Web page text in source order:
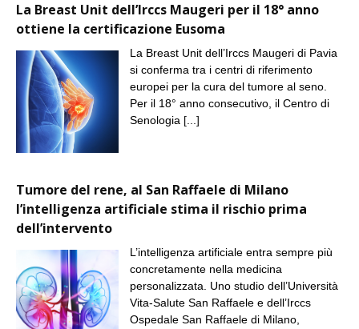
La Breast Unit dell’Irccs Maugeri per il 18° anno
ottiene la certificazione Eusoma
La Breast Unit dell’Irccs Maugeri di Pavia
si conferma tra i centri di riferimento
europei per la cura del tumore al seno.
Per il 18° anno consecutivo, il Centro di
Senologia [...]
Tumore del rene, al San Raffaele di Milano
l’intelligenza artificiale stima il rischio prima
dell’intervento
L’intelligenza artificiale entra sempre più
concretamente nella medicina
personalizzata. Uno studio dell’Università
Vita-Salute San Raffaele e dell’Irccs
Ospedale San Raffaele di Milano,